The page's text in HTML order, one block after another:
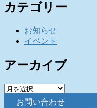
カテゴリー
お知らせ
イベント
アーカイブ
ア
お問い合わせ